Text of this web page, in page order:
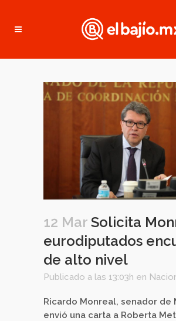
12 Mar Solicita
eurodiputados
de alto nivel
Publicado a las 13:03h en
Ricardo Monreal, senador de
envió una carta a Roberta